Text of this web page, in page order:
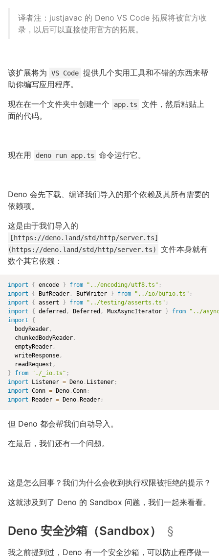
译者注：justjavac 的 Deno VS Code 拓展将被官方收
录，以后可以直接使用官方的拓展。
该扩展将为 VS Code 提供几个实用工具和不错的东西来帮
助你编写应用程序。
现在在一个文件夹中创建一个
app.ts
文件，然后粘贴上
面的代码。
现在用 deno run app.ts 命令运行它。
Deno 会先下载、编译我们导入的那个依赖及其所有需要的
依赖项。
这是由于我们导入的
[https://deno.land/std/http/server.ts]
(https://deno.land/std/http/server.ts)
文件本身就有
数个其它依赖：
import { encode } from "../encoding/utf8.ts" ;
import
{ BufReader , BufWriter } from "../io/bufio.ts" ;
import
{ assert } from "../testing/asserts.ts" ;
import
{ deferred , Deferred , MuxAsyncIterator } from
"../
import
{
  bodyReader
,
  chunkedBodyReader
,
  emptyReader
,
  writeResponse
,
  readRequest
,
}
from "./_io.ts" ;
import Listener = Deno . Listener ;
import Conn = Deno .Conn ;
import Reader = Deno . Reader ;
但 Deno 都会帮我们自动导入。
在最后，我们还有一个问题。
这是怎么回事？我们为什么会收到执行权限被拒绝的提示？
这就涉及到了 Deno 的 Sandbox 问题，我们一起来看看。
Deno 安全沙箱（Sandbox） §
我之前提到过，Deno 有一个安全沙箱，可以防止程序做一